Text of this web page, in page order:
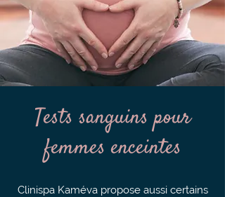
Tests sanguins pour
femmes enceintes
Clinispa Kaméva propose aussi certains